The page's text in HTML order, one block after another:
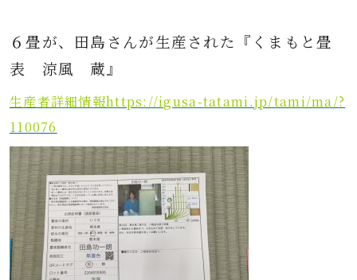
６畳が、田島さんが生産された『くまもと畳
表 涼風 蔵』
生産者詳細情報https://igusa-tatami.jp/tami/ma/?
110076